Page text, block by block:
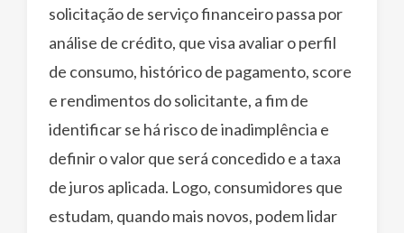
solicitação de serviço financeiro passa por
análise de crédito, que visa avaliar o perfil
de consumo, histórico de pagamento, score
e rendimentos do solicitante, a fim de
identificar se há risco de inadimplência e
definir o valor que será concedido e a taxa
de juros aplicada. Logo, consumidores que
estudam, quando mais novos, podem lidar